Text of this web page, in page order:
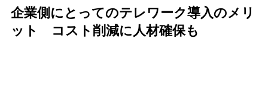
企業側にとってのテレワーク導入のメリ
ット コスト削減に人材確保も